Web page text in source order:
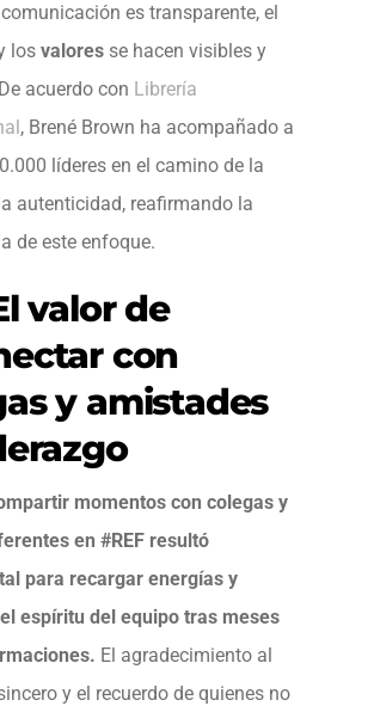
es transparente, el
los valores se hacen visibles y
acuerdo con Librería
, Brené Brown ha acompañado a
líderes en el camino de la
autenticidad, reafirmando la
de este enfoque.
valor de
con
y amistades
momentos con colegas y
en #REF resultó
para recargar energías y
espíritu del equipo tras meses
El agradecimiento al
y el recuerdo de quienes no